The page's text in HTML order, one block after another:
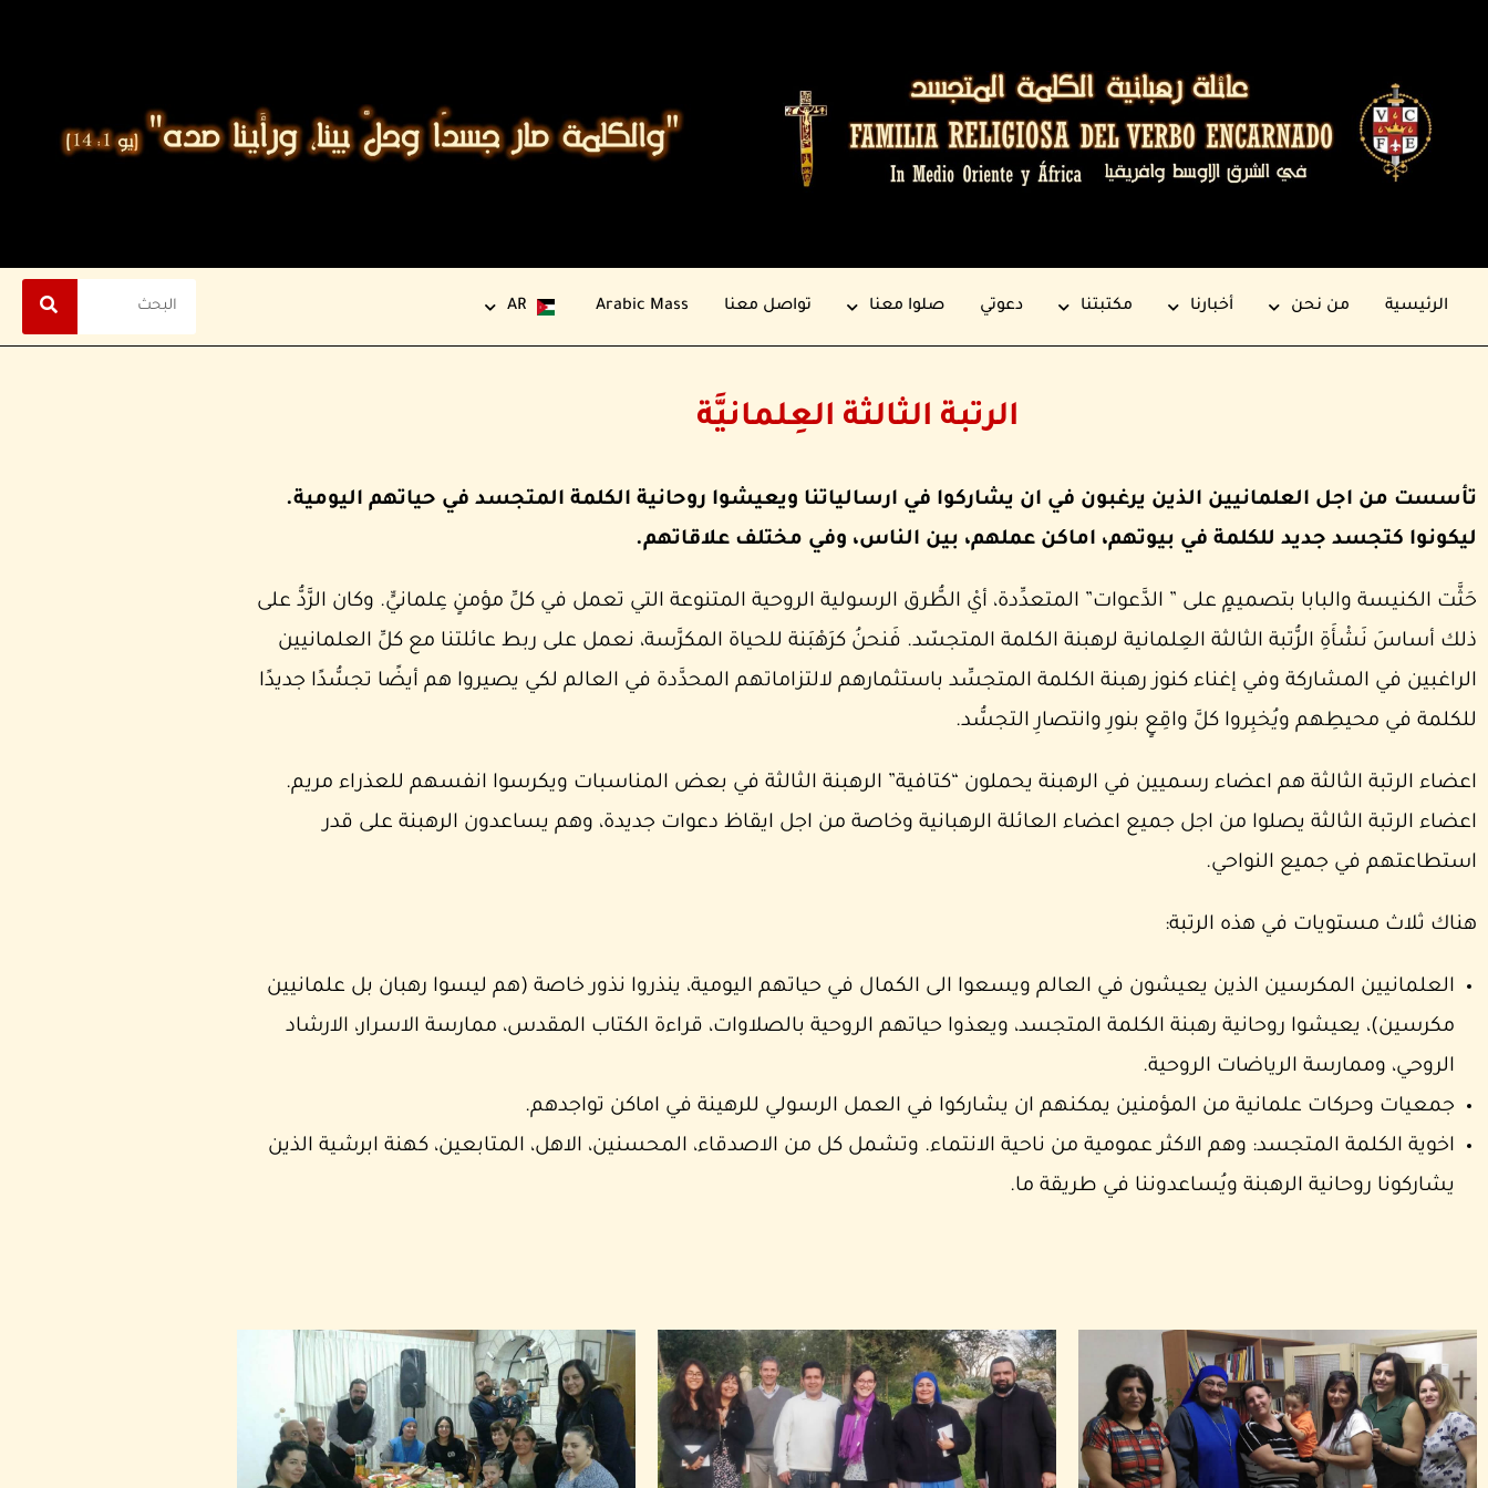
الرئيسية من نحن أخبارنا مكتبتنا دعوتي صلوا معنا تواصل معنا Arabic Mass
AR
الرتبة الثالثة العِلمانيَّة
تأسست من اجل العلمانيين الذين يرغبون في ان يشاركوا في ارسالياتنا ويعيشوا روحانية الكلمة المتجسد في حياتهم اليومية.
ليكونوا كتجسد جديد للكلمة في بيوتهم، اماكن عملهم، بين الناس، وفي مختلف علاقاتهم.
حَثَّت الكنيسة والبابا بتصميمٍ على ” الدَّعوات” المتعدِّدة، أيْ الطُّرق الرسولية الروحية المتنوعة التي تعمل في كلِّ مؤمنٍ عِلمانيٍّ. وكان الرَّدُّ على
ذلك أساسَ نَشْأَةِ الرُّتبة الثالثة العِلمانية لرهبنة الكلمة المتجسّد. فَنحنُ كرَهْبَنة للحياة المكرَّسة، نعمل على ربط عائلتنا مع كلِّ العلمانيين
الراغبين في المشاركة وفي إغناء كنوز رهبنة الكلمة المتجسِّد باستثمارهم لالتزاماتهم المحدَّدة في العالم لكي يصيروا هم أيضًا تجسُّدًا جديدًا
للكلمة في محيطِهم ويُخبِروا كلَّ واقِعٍ بنورِ وانتصارِ التجسُّد.
اعضاء الرتبة الثالثة هم اعضاء رسميين في الرهبنة يحملون “كتافية” الرهبنة الثالثة في بعض المناسبات ويكرسوا انفسهم للعذراء مريم.
اعضاء الرتبة الثالثة يصلوا من اجل جميع اعضاء العائلة الرهبانية وخاصة من اجل ايقاظ دعوات جديدة، وهم يساعدون الرهبنة على قدر
استطاعتهم في جميع النواحي.
هناك ثلاث مستويات في هذه الرتبة:
العلمانيين المكرسين الذين يعيشون في العالم ويسعوا الى الكمال في حياتهم اليومية، ينذروا نذور خاصة (هم ليسوا رهبان بل علمانيين
مكرسين)، يعيشوا روحانية رهبنة الكلمة المتجسد، ويعذوا حياتهم الروحية بالصلاوات، قراءة الكتاب المقدس، ممارسة الاسرار، الارشاد
الروحي، وممارسة الرياضات الروحية.
جمعيات وحركات علمانية من المؤمنين يمكنهم ان يشاركوا في العمل الرسولي للرهينة في اماكن تواجدهم.
اخوية الكلمة المتجسد: وهم الاكثر عمومية من ناحية الانتماء. وتشمل كل من الاصدقاء، المحسنين، الاهل، المتابعين، كهنة ابرشية الذين
يشاركونا روحانية الرهبنة ويُساعدوننا في طريقة ما.